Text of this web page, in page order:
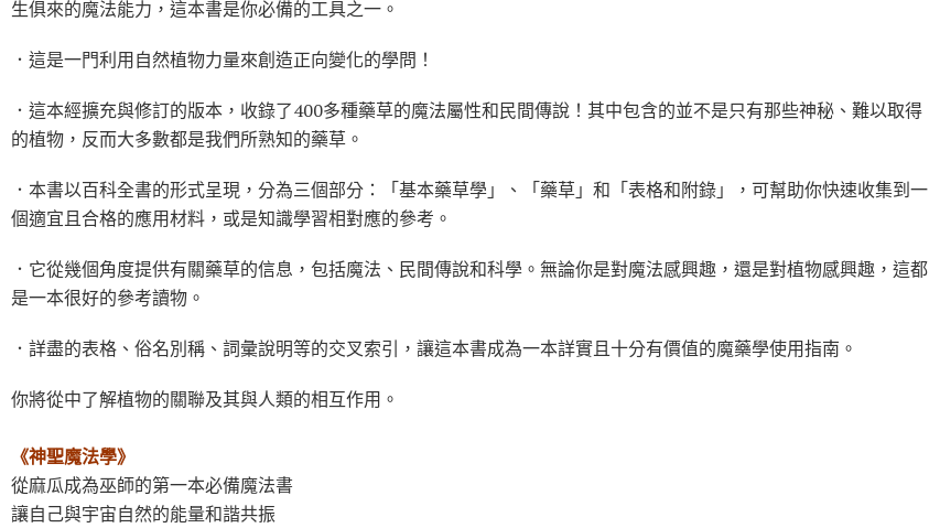
生俱來的魔法能力，這本書是你必備的工具之一。
．這是一門利用自然植物力量來創造正向變化的學問！
．這本經擴充與修訂的版本，收錄了400多種藥草的魔法屬性和民間傳說！其中包含的並不是只有那些神秘、難以取得
的植物，反而大多數都是我們所熟知的藥草。
．本書以百科全書的形式呈現，分為三個部分：「基本藥草學」、「藥草」和「表格和附錄」，可幫助你快速收集到一
個適宜且合格的應用材料，或是知識學習相對應的參考。
．它從幾個角度提供有關藥草的信息，包括魔法、民間傳說和科學。無論你是對魔法感興趣，還是對植物感興趣，這都
是一本很好的參考讀物。
．詳盡的表格、俗名別稱、詞彙說明等的交叉索引，讓這本書成為一本詳實且十分有價值的魔藥學使用指南。
你將從中了解植物的關聯及其與人類的相互作用。
《神聖魔法學》
從麻瓜成為巫師的第一本必備魔法書
讓自己與宇宙自然的能量和諧共振